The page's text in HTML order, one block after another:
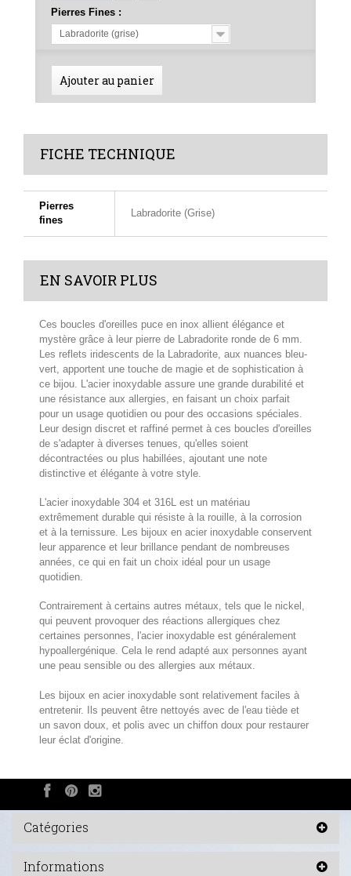
Pierres Fines :
Labradorite (grise)
Ajouter au panier
FICHE TECHNIQUE
Pierres
fines
Labradorite (Grise)
EN SAVOIR PLUS
Ces boucles d'oreilles puce en inox allient élégance et
mystère grâce à leur pierre de Labradorite ronde de 6 mm.
Les reflets iridescents de la Labradorite, aux nuances bleu-
vert, apportent une touche de magie et de sophistication à
ce bijou. L'acier inoxydable assure une grande durabilité et
une résistance aux allergies, en faisant un choix parfait
pour un usage quotidien ou pour des occasions spéciales.
Leur design discret et raffiné permet à ces boucles d'oreilles
de s'adapter à diverses tenues, qu'elles soient
décontractées ou plus habillées, ajoutant une note
distinctive et élégante à votre style.
L'acier inoxydable 304 et 316L est un matériau
extrêmement durable qui résiste à la rouille, à la corrosion
et à la ternissure. Les bijoux en acier inoxydable conservent
leur apparence et leur brillance pendant de nombreuses
années, ce qui en fait un choix idéal pour un usage
quotidien.
Contrairement à certains autres métaux, tels que le nickel,
qui peuvent provoquer des réactions allergiques chez
certaines personnes, l'acier inoxydable est généralement
hypoallergénique. Cela le rend adapté aux personnes ayant
une peau sensible ou des allergies aux métaux.
Les bijoux en acier inoxydable sont relativement faciles à
entretenir. Ils peuvent être nettoyés avec de l'eau tiède et
un savon doux, et polis avec un chiffon doux pour restaurer
leur éclat d'origine.
Catégories
Informations